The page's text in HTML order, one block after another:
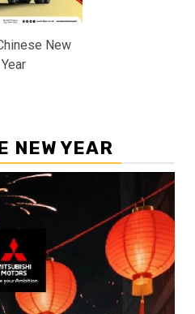
New
Year
NEW YEAR